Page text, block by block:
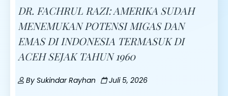
DR. FACHRUL RAZI: AMERIKA SUDAH
MENEMUKAN POTENSI MIGAS DAN
EMAS DI INDONESIA TERMASUK DI
ACEH SEJAK TAHUN 1960
By Sukindar Rayhan Juli 5, 2026